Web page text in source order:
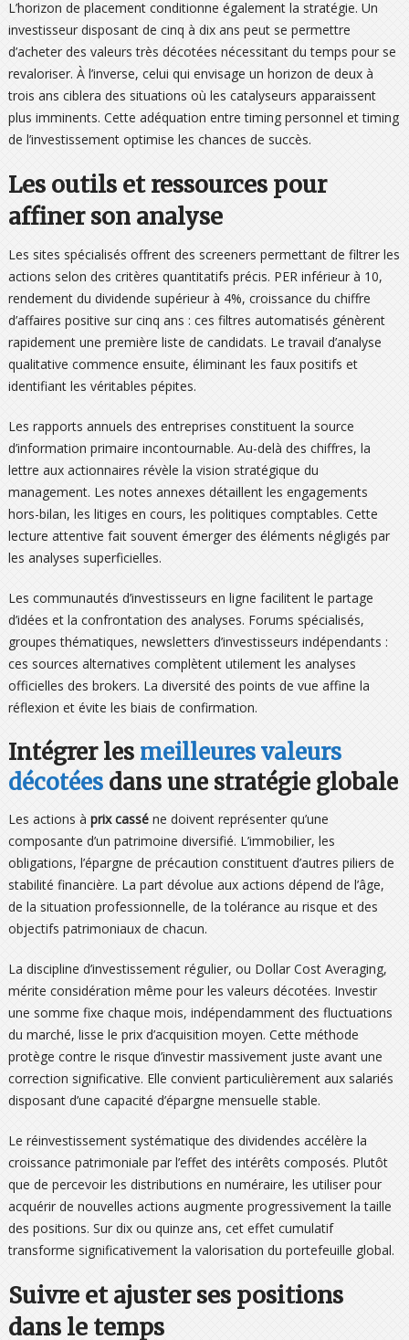
L’horizon de placement conditionne également la stratégie. Un
investisseur disposant de cinq à dix ans peut se permettre
d’acheter des valeurs très décotées nécessitant du temps pour se
revaloriser. À l’inverse, celui qui envisage un horizon de deux à
trois ans ciblera des situations où les catalyseurs apparaissent
plus imminents. Cette adéquation entre timing personnel et timing
de l’investissement optimise les chances de succès.
Les outils et ressources pour
affiner son analyse
Les sites spécialisés offrent des screeners permettant de filtrer les
actions selon des critères quantitatifs précis. PER inférieur à 10,
rendement du dividende supérieur à 4%, croissance du chiffre
d’affaires positive sur cinq ans : ces filtres automatisés génèrent
rapidement une première liste de candidats. Le travail d’analyse
qualitative commence ensuite, éliminant les faux positifs et
identifiant les véritables pépites.
Les rapports annuels des entreprises constituent la source
d’information primaire incontournable. Au-delà des chiffres, la
lettre aux actionnaires révèle la vision stratégique du
management. Les notes annexes détaillent les engagements
hors-bilan, les litiges en cours, les politiques comptables. Cette
lecture attentive fait souvent émerger des éléments négligés par
les analyses superficielles.
Les communautés d’investisseurs en ligne facilitent le partage
d’idées et la confrontation des analyses. Forums spécialisés,
groupes thématiques, newsletters d’investisseurs indépendants :
ces sources alternatives complètent utilement les analyses
officielles des brokers. La diversité des points de vue affine la
réflexion et évite les biais de confirmation.
Intégrer les meilleures valeurs
décotéesdans une stratégie globale
Les actions à prix casséne doivent représenter qu’une
composante d’un patrimoine diversifié. L’immobilier, les
obligations, l’épargne de précaution constituent d’autres piliers de
stabilité financière. La part dévolue aux actions dépend de l’âge,
de la situation professionnelle, de la tolérance au risque et des
objectifs patrimoniaux de chacun.
La discipline d’investissement régulier, ou Dollar Cost Averaging,
mérite considération même pour les valeurs décotées. Investir
une somme fixe chaque mois, indépendamment des fluctuations
du marché, lisse le prix d’acquisition moyen. Cette méthode
protège contre le risque d’investir massivement juste avant une
correction significative. Elle convient particulièrement aux salariés
disposant d’une capacité d’épargne mensuelle stable.
Le réinvestissement systématique des dividendes accélère la
croissance patrimoniale par l’effet des intérêts composés. Plutôt
que de percevoir les distributions en numéraire, les utiliser pour
acquérir de nouvelles actions augmente progressivement la taille
des positions. Sur dix ou quinze ans, cet effet cumulatif
transforme significativement la valorisation du portefeuille global.
Suivre et ajuster ses positions
dans le temps